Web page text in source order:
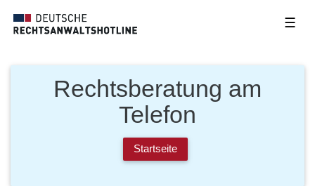
☰
Rechtsberatung am
Telefon
Startseite